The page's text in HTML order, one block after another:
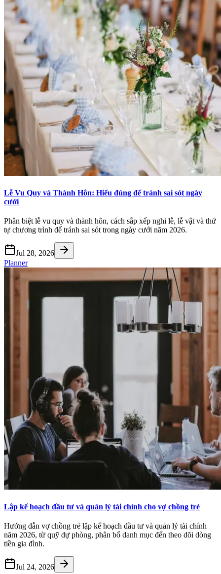
Lễ Vu Quy và Thành Hôn: Hiểu đúng để tránh sai sót ngày
cưới
Phân biệt lễ vu quy và thành hôn, cách sắp xếp nghi lễ, lễ vật và thứ
tự chương trình để tránh sai sót trong ngày cưới năm 2026.
Jul 28, 2026
Planner
Lập kế hoạch đầu tư và quản lý tài chính cho vợ chồng trẻ
Hướng dẫn vợ chồng trẻ lập kế hoạch đầu tư và quản lý tài chính
năm 2026, từ quỹ dự phòng, phân bổ danh mục đến theo dõi dòng
tiền gia đình.
Jul 24, 2026